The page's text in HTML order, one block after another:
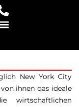
New York City
ihnen das ideale